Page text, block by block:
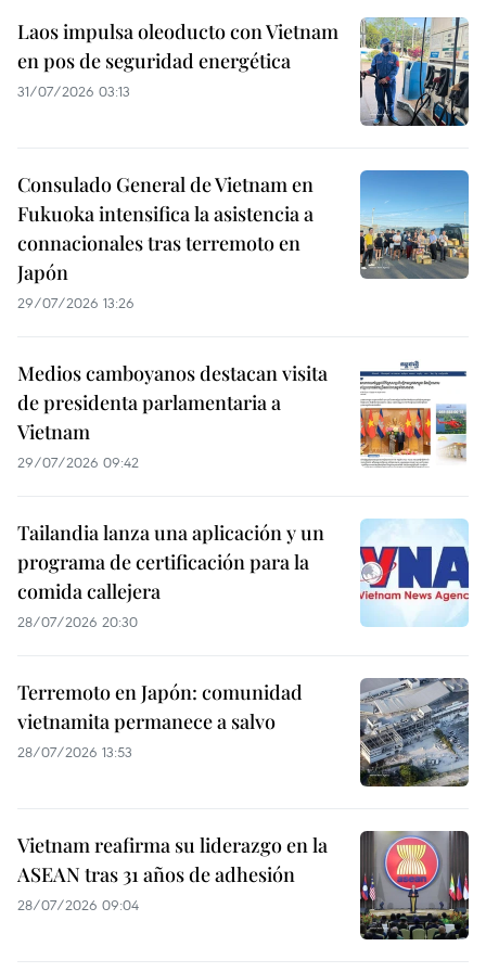
Laos impulsa oleoducto con Vietnam
en pos de seguridad energética
31/07/2026 03:13
Consulado General de Vietnam en
Fukuoka intensifica la asistencia a
connacionales tras terremoto en
Japón
29/07/2026 13:26
Medios camboyanos destacan visita
de presidenta parlamentaria a
Vietnam
29/07/2026 09:42
Tailandia lanza una aplicación y un
programa de certificación para la
comida callejera
28/07/2026 20:30
Terremoto en Japón: comunidad
vietnamita permanece a salvo
28/07/2026 13:53
Vietnam reafirma su liderazgo en la
ASEAN tras 31 años de adhesión
28/07/2026 09:04